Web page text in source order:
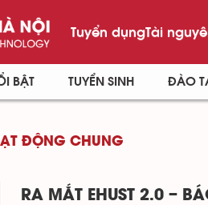
Tuyển dụngTài
BẬT TUYỂN SINH ĐÀO
ĐỘNG CHUNG
RA MẮT EHUST 2.0 –